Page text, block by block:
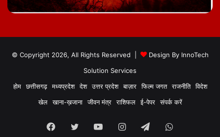
© Copyright 2026, All Rights Reserved | Design By InnoTech
Solution Services
होम
छत्तीसगढ़ मध्यप्रदेश देश उत्तर प्रदेश बाज़ार फिल्म जगत राजनीति
विदेश
खेल
खाना-ख़जाना जीवन मंत्र राशिफल ई-पेपर संपर्क करें
Facebook
TwitterYouTubeInstagram
TelegramWhatsApp